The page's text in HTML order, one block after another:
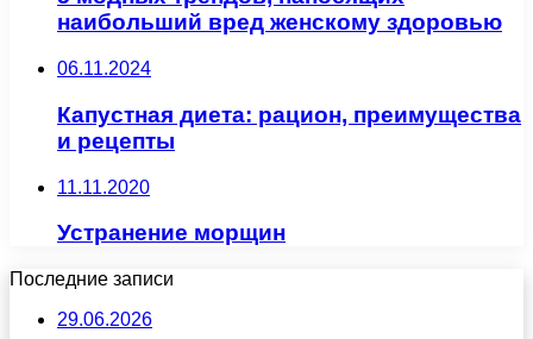
наибольший вред женскому здоровью
06.11.2024
Капустная диета: рацион, преимущества
и рецепты
11.11.2020
Устранение морщин
Последние записи
29.06.2026